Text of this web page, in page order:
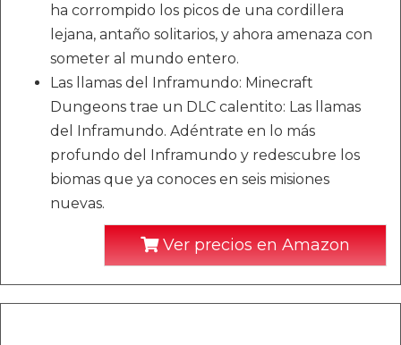
ha corrompido los picos de una cordillera
lejana, antaño solitarios, y ahora amenaza con
someter al mundo entero.
Las llamas del Inframundo: Minecraft
Dungeons trae un DLC calentito: Las llamas
del Inframundo. Adéntrate en lo más
profundo del Inframundo y redescubre los
biomas que ya conoces en seis misiones
nuevas.
Ver precios en Amazon